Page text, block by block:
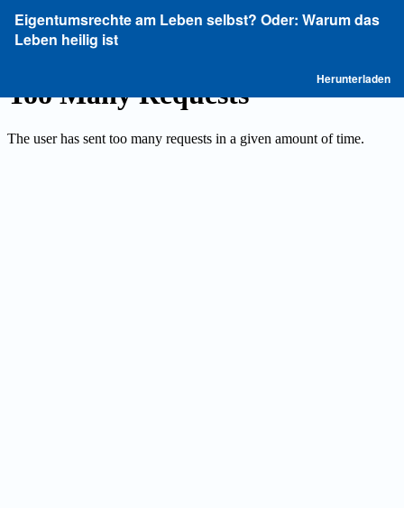
Artikeldetails
zurückkehren
Eigentumsrechte am Leben selbst? Oder: Warum das
Leben heilig ist
Herunterladen